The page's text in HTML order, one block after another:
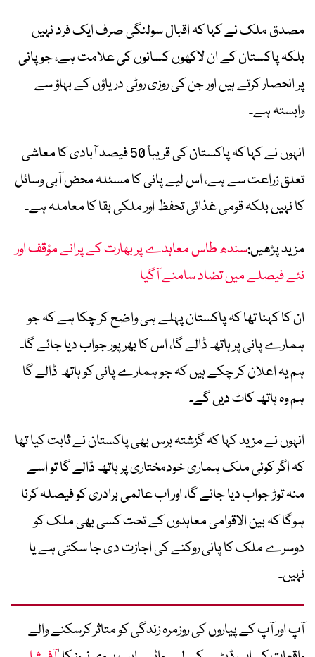
مصدق ملک نے کہا کہ اقبال سولنگی صرف ایک فرد نہیں
بلکہ پاکستان کے ان لاکھوں کسانوں کی علامت ہے، جو پانی
پر انحصار کرتے ہیں اور جن کی روزی روٹی دریاؤں کے بہاؤ سے
وابستہ ہے۔
انہوں نے کہا کہ پاکستان کی قریباً 50 فیصد آبادی کا معاشی
تعلق زراعت سے ہے، اس لیے پانی کا مسئلہ محض آبی وسائل
کا نہیں بلکہ قومی غذائی تحفظ اور ملکی بقا کا معاملہ ہے۔
مزید پڑھیں:سندھ طاس معاہدے پر بھارت کے پرانے مؤقف اور
نئے فیصلے میں تضاد سامنے آگیا
ان کا کہنا تھا کہ پاکستان پہلے ہی واضح کر چکا ہے کہ جو
ہمارے پانی پر ہاتھ ڈالے گا، اس کا بھرپور جواب دیا جائے گا۔
ہم یہ اعلان کر چکے ہیں کہ جو ہمارے پانی کو ہاتھ ڈالے گا
ہم وہ ہاتھ کاٹ دیں گے۔
انہوں نے مزید کہا کہ گزشتہ برس بھی پاکستان نے ثابت کیا تھا
کہ اگر کوئی ملک ہماری خودمختاری پر ہاتھ ڈالے گا تو اسے
منہ توڑ جواب دیا جائے گا، اور اب عالمی برادری کو فیصلہ کرنا
ہوگا کہ بین الاقوامی معاہدوں کے تحت کسی بھی ملک کو
دوسرے ملک کا پانی روکنے کی اجازت دی جا سکتی ہے یا
نہیں۔
آپ اور آپ کے پیاروں کی روزمرہ زندگی کو متاثر کرسکنے والے